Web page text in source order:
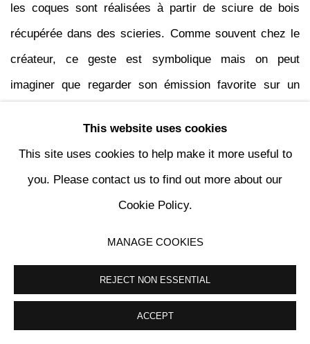
les coques sont réalisées à partir de sciure de bois
récupérée dans des scieries. Comme souvent chez le
créateur, ce geste est symbolique mais on peut
imaginer que regarder son émission favorite sur un
naître quelques vocations écologistes.
Là où Starck excelle, c’est dans la convocation de la
mémoire collective et d’archétypes à travers les objets
qu’il cite, non sans surréalisme. En 1989, il revisite
pour Driade la traditionnelle chaise rustique paillée avec
uns que les autres: Tessa Nature, Placide of the Wood,
This website uses cookies
This site uses cookies to help make it more useful to
you. Please contact us to find out more about our
Cookie Policy.
MANAGE COOKIES
REJECT NON ESSENTIAL
ACCEPT